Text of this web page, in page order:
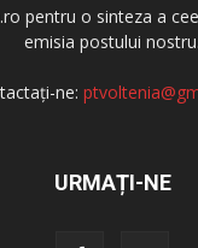
pentru o sinteza a
emisia postului nostru.
ne:
URMAȚI-NE